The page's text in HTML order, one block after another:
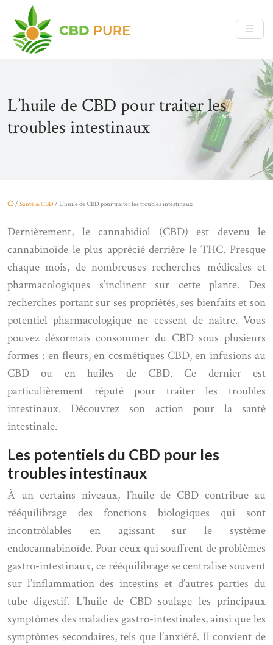
L’huile de CBD pour traiter les
troubles intestinaux
/ Santé & CBD/ L’huile de CBD pour traiter les troubles intestinaux
Dernièrement, le cannabidiol (CBD) est devenu le
cannabinoïde le plus apprécié derrière le THC. Presque
chaque mois, de nombreuses recherches médicales et
pharmacologiques s’inclinent sur cette plante. Des
recherches portant sur ses propriétés, ses bienfaits et son
potentiel pharmacologique ne cessent de naître. Vous
pouvez désormais consommer du CBD sous plusieurs
formes : en fleurs, en cosmétiques CBD, en infusions au
CBD ou en huiles de CBD. Ce dernier est
particulièrement réputé pour traiter les troubles
intestinaux. Découvrez son action pour la santé
intestinale.
Les potentiels du CBD pour les
troubles intestinaux
À un certains niveaux, l’huile de CBD contribue au
rééquilibrage des fonctions biologiques qui sont
incontrôlables en agissant sur le système
endocannabinoïde. Pour ceux qui souffrent de problèmes
gastro-intestinaux, ce rééquilibrage se centralise souvent
sur l’inflammation des intestins et d’autres parties du
tube digestif. L’huile de CBD soulage les principaux
symptômes des maladies gastro-intestinales, ainsi que les
symptômes secondaires, tels que l’anxiété. Il convient de